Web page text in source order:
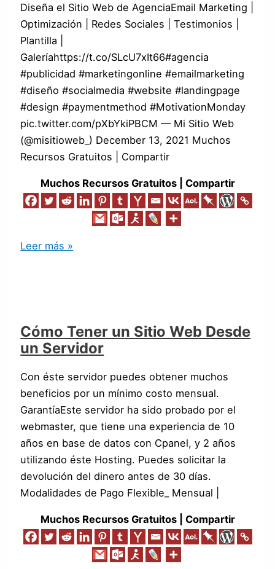
Diseña el Sitio Web de AgenciaEmail Marketing |
Optimización | Redes Sociales | Testimonios |
Plantilla |
Galeríahttps://t.co/SLcU7xIt66#agencia
#publicidad #marketingonline #emailmarketing
#diseño #socialmedia #website #landingpage
#design #paymentmethod #MotivationMonday
pic.twitter.com/pXbYkiPBCM — Mi Sitio Web
(@misitioweb_) December 13, 2021 Muchos
Recursos Gratuitos | Compartir
Muchos Recursos Gratuitos | Compartir
Leer más »
Cómo Tener un Sitio Web Desde
un Servidor
Con éste servidor puedes obtener muchos
beneficios por un mínimo costo mensual.
GarantíaEste servidor ha sido probado por el
webmaster, que tiene una experiencia de 10
años en base de datos con Cpanel, y 2 años
utilizando éste Hosting. Puedes solicitar la
devolución del dinero antes de 30 días.
Modalidades de Pago Flexible_ Mensual |
Muchos Recursos Gratuitos | Compartir